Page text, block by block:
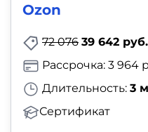
Ozon
72 076 39 642 руб.
Длительность: 3
Сертификат
Рассрочка: 3 964